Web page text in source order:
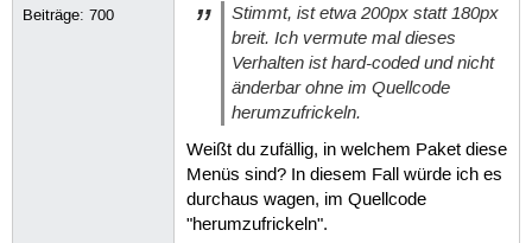
Beiträge:700
Stimmt, ist etwa 200px statt 180px
breit. Ich vermute mal dieses
Verhalten ist hard-coded und nicht
änderbar ohne im Quellcode
herumzufrickeln.
Weißt du zufällig, in welchem Paket diese
Menüs sind? In diesem Fall würde ich es
durchaus wagen, im Quellcode
"herumzufrickeln".